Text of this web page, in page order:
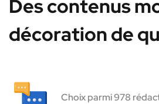
Des contenus
décoration de
Choix parmi 978